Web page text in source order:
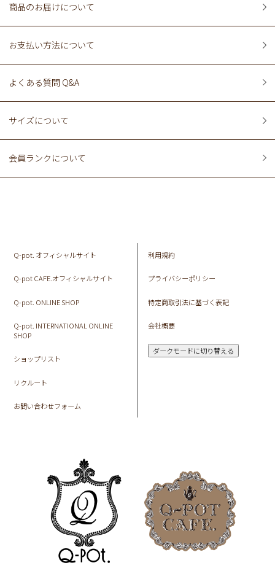
商品のお届けについて
お支払い方法について
よくある質問 Q&A
サイズについて
会員ランクについて
Q-pot. オフィシャルサイト
Q-pot CAFE.オフィシャルサイト
Q-pot. ONLINE SHOP
Q-pot. INTERNATIONAL ONLINE
SHOP
ショップリスト
リクルート
お問い合わせフォーム
利用規約
プライバシーポリシー
特定商取引法に基づく表記
会社概要
ダークモードに切り替える